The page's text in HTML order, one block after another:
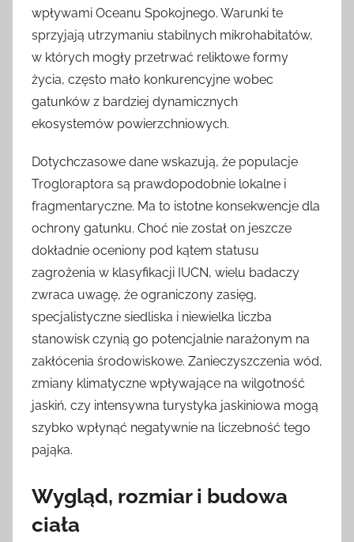
wpływami Oceanu Spokojnego. Warunki te
sprzyjają utrzymaniu stabilnych mikrohabitatów,
w których mogły przetrwać reliktowe formy
życia, często mało konkurencyjne wobec
gatunków z bardziej dynamicznych
ekosystemów powierzchniowych.
Dotychczasowe dane wskazują, że populacje
Trogloraptora są prawdopodobnie lokalne i
fragmentaryczne. Ma to istotne konsekwencje dla
ochrony gatunku. Choć nie został on jeszcze
dokładnie oceniony pod kątem statusu
zagrożenia w klasyfikacji IUCN, wielu badaczy
zwraca uwagę, że ograniczony zasięg,
specjalistyczne siedliska i niewielka liczba
stanowisk czynią go potencjalnie narażonym na
zakłócenia środowiskowe. Zanieczyszczenia wód,
zmiany klimatyczne wpływające na wilgotność
jaskiń, czy intensywna turystyka jaskiniowa mogą
szybko wpłynąć negatywnie na liczebność tego
pająka.
Wygląd, rozmiar i budowa
ciała